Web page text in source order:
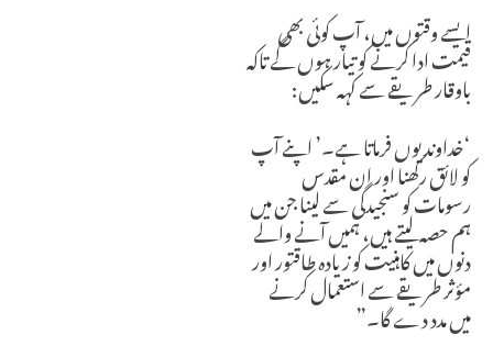
ایسے وقتوں میں، آپ کوئی بھی
قیمت ادا کرنے کو تیار ہوں گے تاکہ
باوقار طریقے سے کہہ سکیں:
‘خداوند یوں فرماتا ہے۔’ اپنے آپ
کو لائق رکھنا اور ان مقدس
رسومات کو سنجیدگی سے لینا جن میں
ہم حصہ لیتے ہیں، ہمیں آنے والے
دنوں میں کاہنیت کو زیادہ طاقتور اور
مؤثر طریقے سے استعمال کرنے
میں مدد دے گا۔”